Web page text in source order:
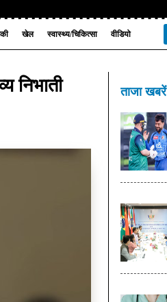
खेल स्वास्थ्य/चिकित्सा वीडियो
निभाती
ताजा खबरें